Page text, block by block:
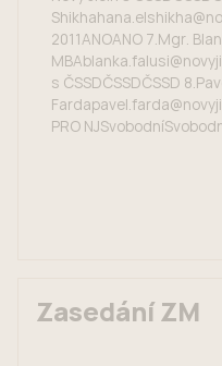
2011ANOANO 7.Mgr.
s ČSSDČSSDČSSD
PRO
Zasedání ZM